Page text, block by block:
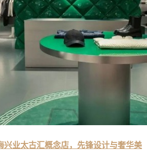
业太古汇概念店，先锋设计与奢华美